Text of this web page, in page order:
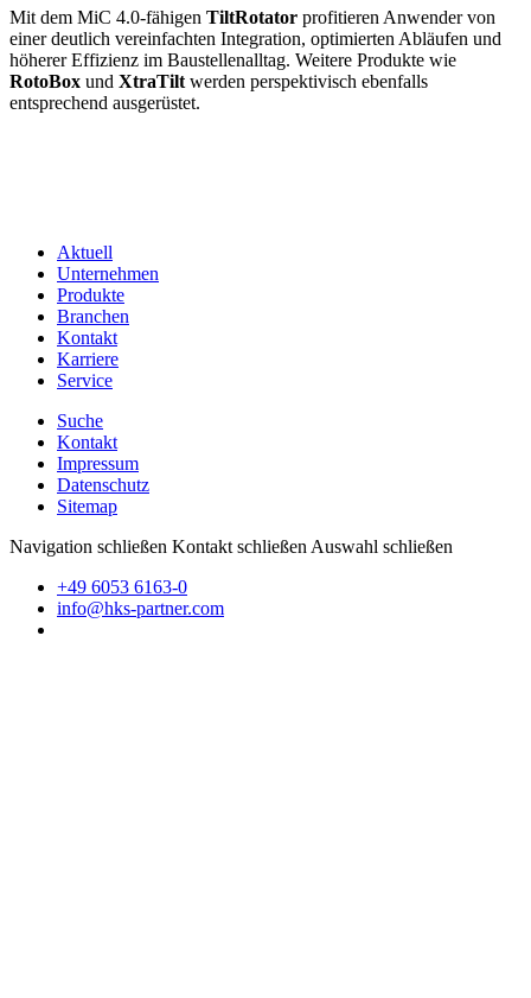
Mit dem MiC 4.0-fähigen TiltRotator profitieren Anwender von
einer deutlich vereinfachten Integration, optimierten Abläufen und
höherer Effizienz im Baustellenalltag. Weitere Produkte wie
RotoBox und XtraTilt werden perspektivisch ebenfalls
entsprechend ausgerüstet.
Aktuell
Unternehmen
Produkte
Branchen
Kontakt
Karriere
Service
Suche
Kontakt
Impressum
Datenschutz
Sitemap
Navigation schließen Kontakt schließen Auswahl schließen
+49 6053 6163-0
info@hks-partner.com